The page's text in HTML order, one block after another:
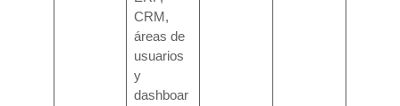
CRM,
áreas de
usuarios
y
dashboar